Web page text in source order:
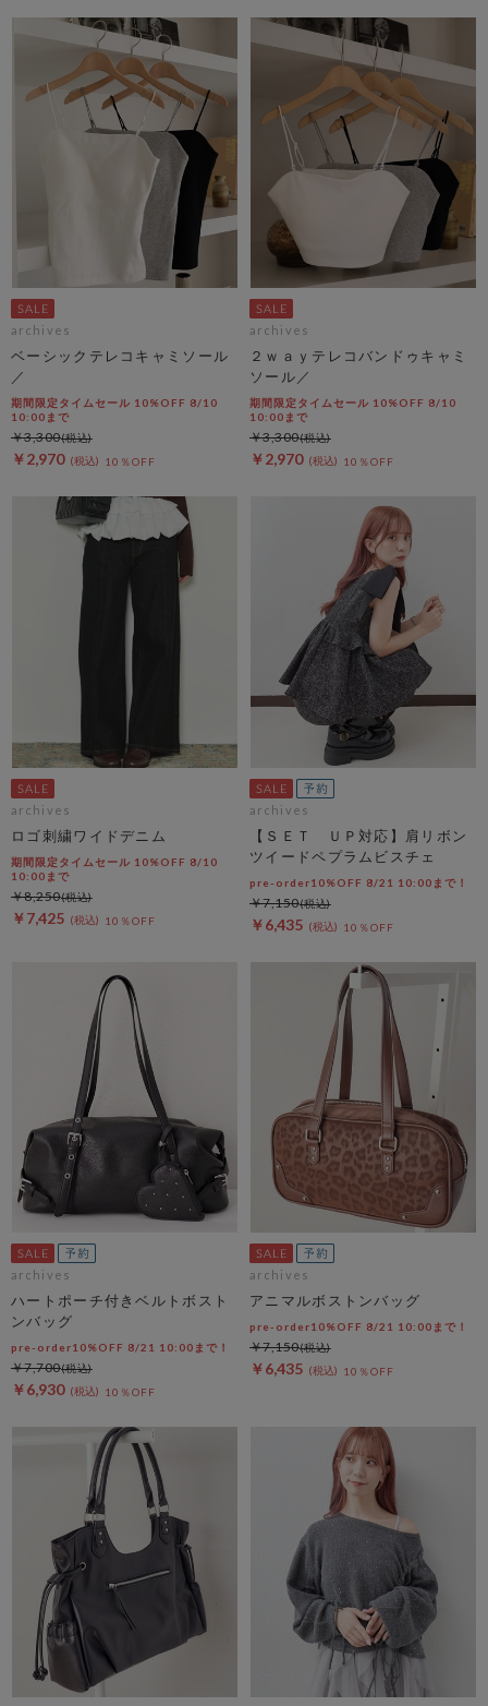
archives
ベーシックテレコキャミソール
／
期間限定タイムセール 10%OFF 8/10
10:00まで
￥2,970 10％OFF
￥3,300
archives
２ｗａｙテレコバンドゥキャミ
ソール／
期間限定タイムセール 10%OFF 8/10
10:00まで
￥2,970 10％OFF
￥3,300
archives
ロゴ刺繍ワイドデニム
期間限定タイムセール 10%OFF 8/10
10:00まで
￥7,425 10％OFF
￥8,250
archives
【ＳＥＴ ＵＰ対応】肩リボン
ツイードペプラムビスチェ
pre-order10%OFF 8/21 10:00まで！
￥6,435 10％OFF
￥7,150
archives
ハートポーチ付きベルトボスト
ンバッグ
pre-order10%OFF 8/21 10:00まで！
￥6,930 10％OFF
￥7,700
archives
アニマルボストンバッグ
pre-order10%OFF 8/21 10:00まで！
￥6,435 10％OFF
￥7,150